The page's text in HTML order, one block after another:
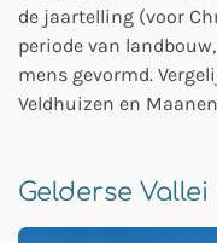
de jaartelling (voor
periode van
mens gevormd.
Veldhuizen en
Gelderse